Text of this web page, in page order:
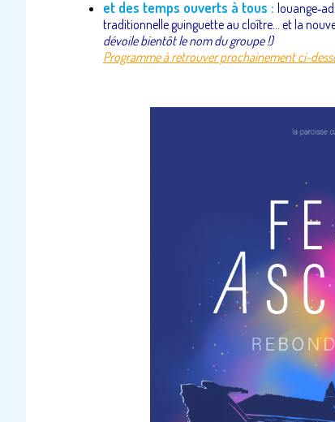
et des temps ouverts à tous :
traditionnelle guinguette au cloître... et la
dévoile bientôt le nom du groupe !)
Programme à retrouver prochainement ci-